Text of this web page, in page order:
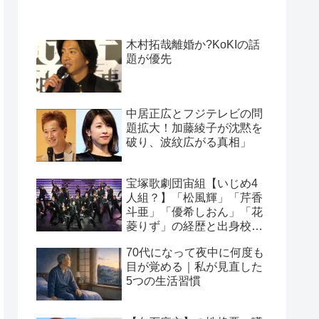
木村拓哉離婚か?KoKIの話
題が優先
中居正広とフジテレビの問
題拡大！加藤綾子が沈黙を
破り、波紋広がる真相」
宝塚歌劇団宙組【いじめ4
人組？】「松風輝」「芹香
斗亜」「優希しおん」「花
菱りず」の経歴と出身校・
70代になって夜中に何度も
目が覚める｜私が見直した
5つの生活習慣